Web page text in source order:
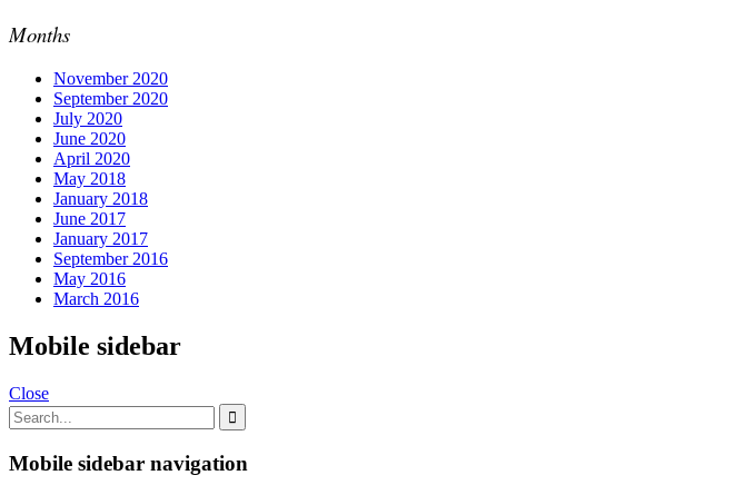
Months
November 2020
September 2020
July 2020
June 2020
April 2020
May 2018
January 2018
June 2017
January 2017
September 2016
May 2016
March 2016
Mobile sidebar
Close
Mobile sidebar navigation